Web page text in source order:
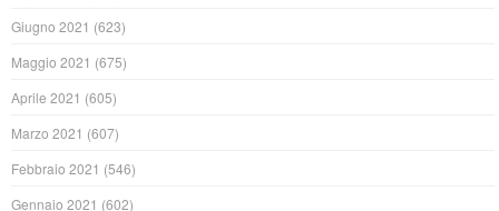
Giugno 2021 (623)
Maggio 2021 (675)
Aprile 2021 (605)
Marzo 2021 (607)
Febbraio 2021 (546)
Gennaio 2021 (602)